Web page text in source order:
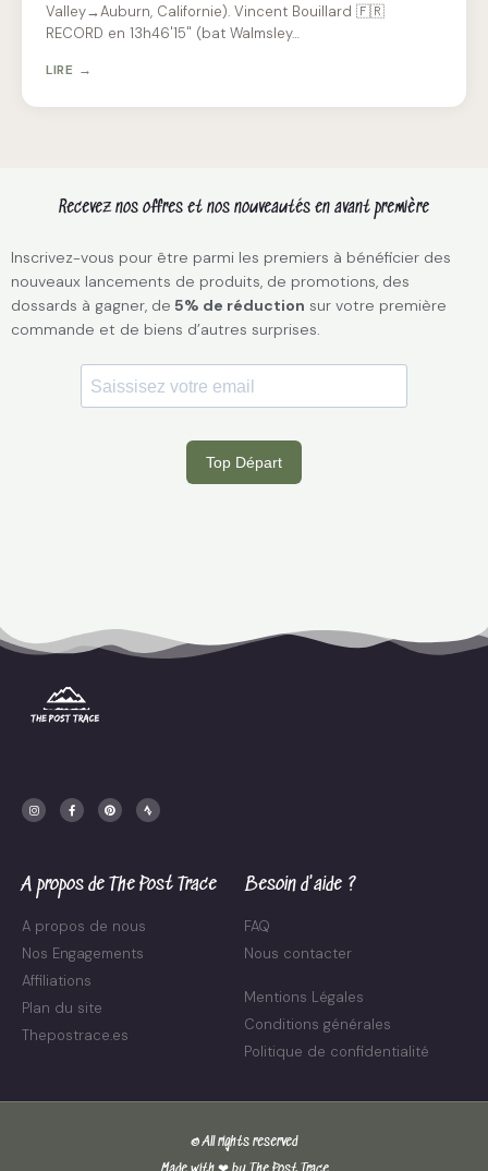
Valley→Auburn, Californie). Vincent Bouillard 🇫🇷
RECORD en 13h46'15" (bat Walmsley…
LIRE →
Recevez nos offres et nos nouveautés en avant première
Inscrivez-vous pour être parmi les premiers à bénéficier des
nouveaux lancements de produits, de promotions, des
dossards à gagner, de 5% de réduction sur votre première
commande et de biens d’autres surprises.
s
t
a
c
e
b
f
n
t
e
r
a
v
A propos de The Post Trace
A propos de nous
Nos Engagements
Affiliations
Plan du site
Thepostrace.es
Besoin d'aide ?
FAQ
Nous contacter
Mentions Légales
Conditions générales
Politique de confidentialité
© All rights reserved